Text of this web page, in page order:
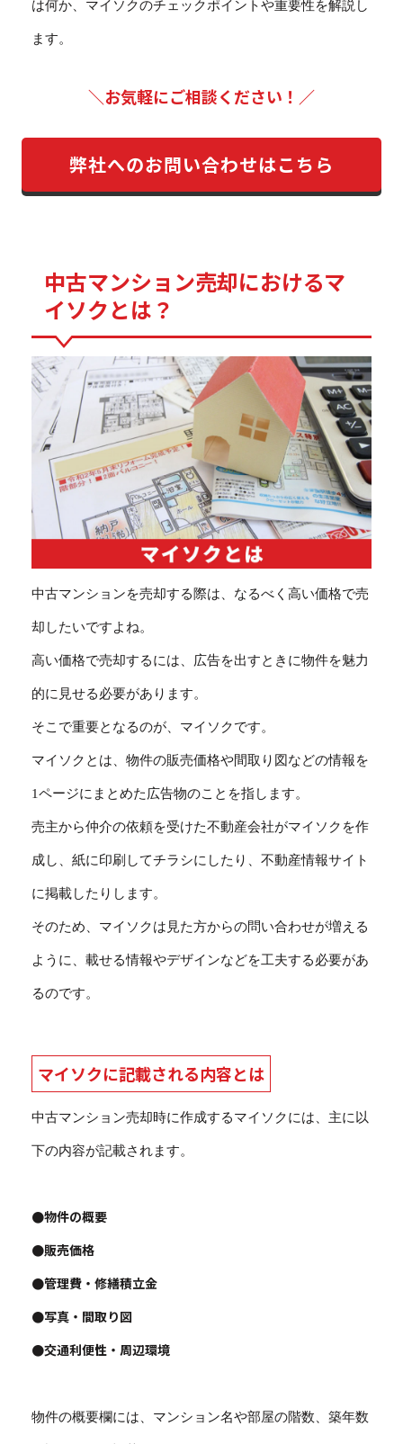
は何か、マイソクのチェックポイントや重要性を解説し
ます。
＼お気軽にご相談ください！／
弊社へのお問い合わせはこちら
中古マンション売却におけるマ
イソクとは？
中古マンションを売却する際は、なるべく高い価格で売
却したいですよね。
高い価格で売却するには、広告を出すときに物件を魅力
的に見せる必要があります。
そこで重要となるのが、マイソクです。
マイソクとは、物件の販売価格や間取り図などの情報を
1ページにまとめた広告物のことを指します。
売主から仲介の依頼を受けた不動産会社がマイソクを作
成し、紙に印刷してチラシにしたり、不動産情報サイト
に掲載したりします。
そのため、マイソクは見た方からの問い合わせが増える
ように、載せる情報やデザインなどを工夫する必要があ
るのです。
マイソクに記載される内容とは
中古マンション売却時に作成するマイソクには、主に以
下の内容が記載されます。
●物件の概要
●販売価格
●管理費・修繕積立金
●写真・間取り図
●交通利便性・周辺環境
物件の概要欄には、マンション名や部屋の階数、築年数